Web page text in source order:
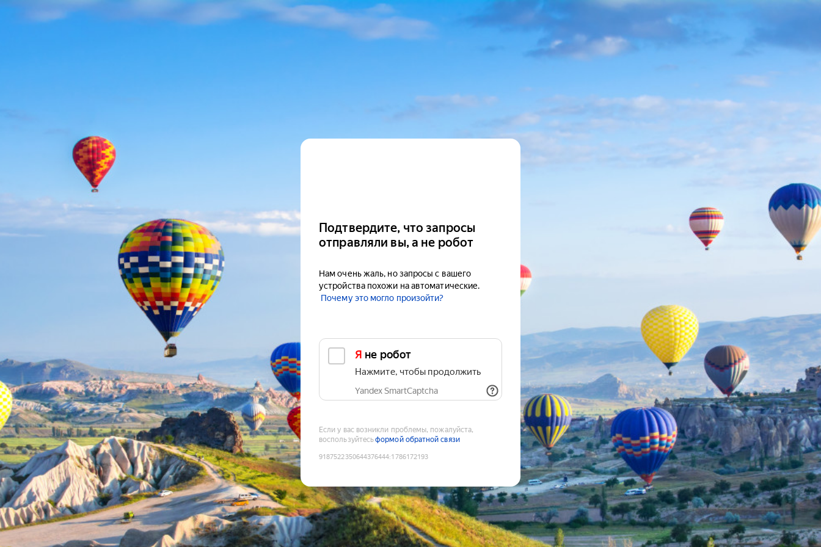
Подтвердите, что запросы
отправляли вы, а не робот
Нам очень жаль, но запросы с вашего
устройства похожи на автоматические.
Почему это могло произойти?
Я не робот
Нажмите, чтобы продолжить
Yandex SmartCaptcha
Если у вас возникли проблемы, пожалуйста,
воспользуйтесьформой обратной связи
9187522350644376444:1786172193